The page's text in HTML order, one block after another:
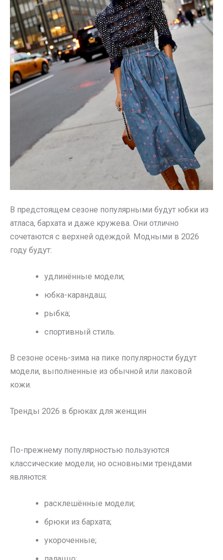
В предстоящем сезоне популярными будут юбки из
атласа, бархата и даже кружева. Они отлично
сочетаются с верхней одеждой. Модными в 2026
году будут:
удлинённые модели;
юбка-карандаш;
рыбка;
спортивный стиль.
В сезоне осень-зима на пике популярности будут
модели, выполненные из обычной или лаковой
кожи.
Тренды 2026 в брюках для женщин
По-прежнему популярностью пользуются
классические модели, но основными трендами
являются:
расклешённые модели;
брюки из бархата;
укороченные;